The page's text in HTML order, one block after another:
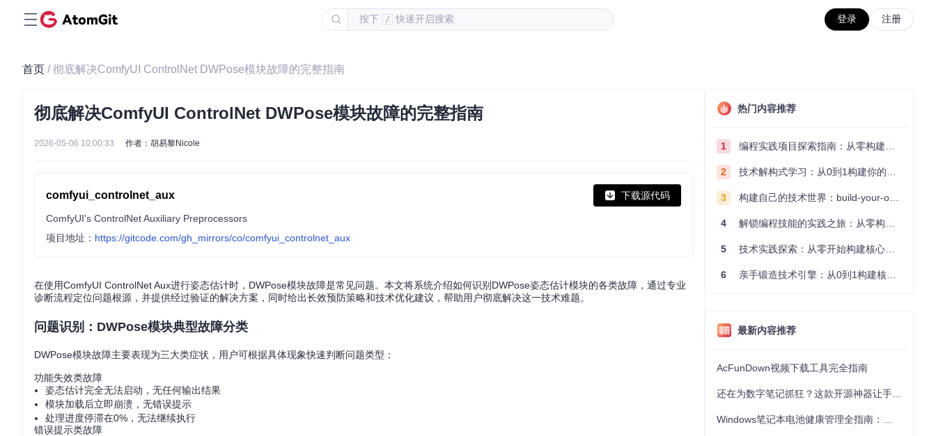
按下 / 快速开启搜索 登录 注册
首页 / 彻底解决ComfyUI ControlNet DWPose模块故障的完整指南
彻底解决ComfyUI ControlNet DWPose模块故障的完整指南
2026-05-06 10:00:33 作者：胡易黎Nicole
comfyui_controlnet_aux 下载源代码
ComfyUI's ControlNet Auxiliary Preprocessors
项目地址： https://gitcode.com/gh_mirrors/co/comfyui_controlnet_aux
在使用ComfyUI ControlNet Aux进行姿态估计时，DWPose模块故障是常见问题。本文将系统介绍如何识别DWPose姿态估计模块的各类故障，通过专业
诊断流程定位问题根源，并提供经过验证的解决方案，同时给出长效预防策略和技术优化建议，帮助用户彻底解决这一技术难题。
问题识别：DWPose模块典型故障分类
DWPose模块故障主要表现为三大类症状，用户可根据具体现象快速判断问题类型：
功能失效类故障
姿态估计完全无法启动，无任何输出结果
模块加载后立即崩溃，无错误提示
处理进度停滞在0%，无法继续执行
错误提示类故障
热门内容推荐
1 编程实践项目探索指南：从零构建技术能力体系
2 技术解构式学习：从0到1构建你的编程知识体系
3 构建自己的技术世界：build-your-own-x项目的实践探索指南
4 解锁编程技能的实践之旅：从零构建你的技术世界
5 技术实践探索：从零开始构建核心系统的实践指南
6 亲手锻造技术引擎：从0到1构建核心系统的实践指南
最新内容推荐
AcFunDown视频下载工具完全指南